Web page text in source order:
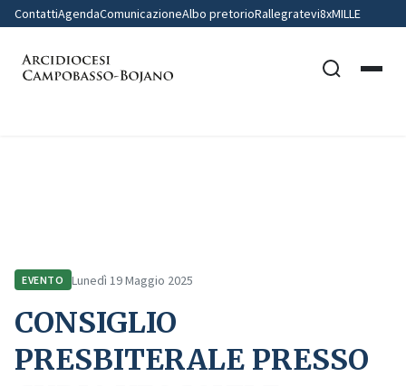
ContattiAgendaComunicazioneAlbo pretorioRallegratevi8xMILLE
EVENTO Lunedì 19 Maggio 2025
CONSIGLIO
PRESBITERALE PRESSO